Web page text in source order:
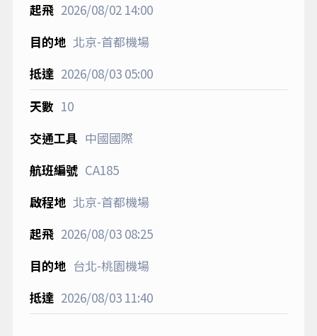
2026/08/0214:00
北京-首都機場
2026/08/0305:00
10
中國國際
CA185
北京-首都機場
2026/08/0308:25
台北-桃園機場
2026/08/0311:40